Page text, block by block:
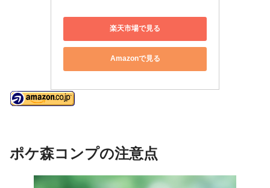
楽天市場で見る
Amazonで見る
ポケ森コンプの注意点